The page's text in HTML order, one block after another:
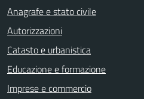
Anagrafe e stato civile
Autorizzazioni
Catasto e urbanistica
Educazione e formazione
Imprese e commercio